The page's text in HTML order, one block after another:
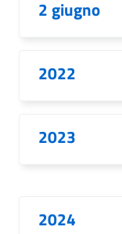
2 giugno
2022
2023
2024